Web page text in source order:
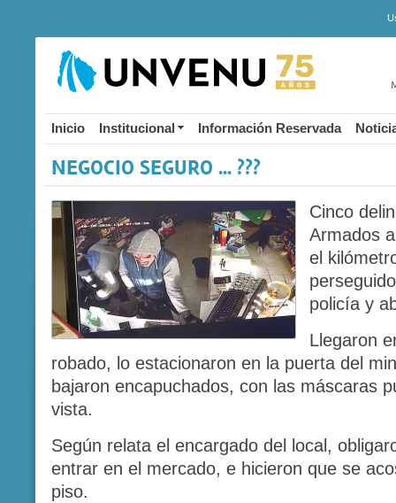
Inicio Institucional Información Reservada
NEGOCIO SEGURO ... ???
Cinco
Armados
el
policía y
Llegaron
robado, lo estacionaron en la puerta del
bajaron encapuchados, con las máscaras
vista.
Según relata el encargado del local,
entrar en el mercado, e hicieron que se
piso.